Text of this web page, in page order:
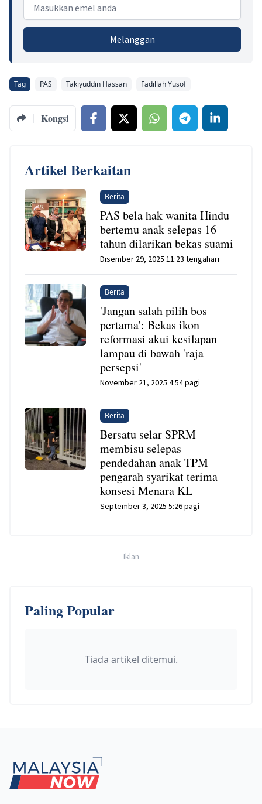
Melanggan
Tag PAS Takiyuddin Hassan Fadillah Yusof
Kongsi
Artikel Berkaitan
Berita
PAS bela hak wanita Hindu
bertemu anak selepas 16
tahun dilarikan bekas suami
Disember 29, 2025 11:23 tengahari
Berita
'Jangan salah pilih bos
pertama': Bekas ikon
reformasi akui kesilapan
lampau di bawah 'raja
persepsi'
November 21, 2025 4:54 pagi
Berita
Bersatu selar SPRM
membisu selepas
pendedahan anak TPM
pengarah syarikat terima
konsesi Menara KL
September 3, 2025 5:26 pagi
- Iklan -
Paling Popular
Tiada artikel ditemui.